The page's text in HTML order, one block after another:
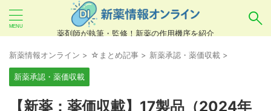
薬剤師が執筆・監修！新薬の作用機序を紹介
あいまい検索（例：ひらがな、誤字）には対応し
新薬情報オンライン > ☆まとめ記事 > 新薬承認・薬価収載 >
新薬承認・薬価収載
【新薬：薬価収載】17製品（2024年